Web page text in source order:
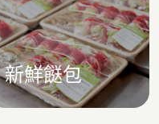
新鮮餸包